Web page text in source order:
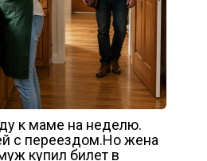
к маме на неделю.
с переездом.Но жена
купил билет в